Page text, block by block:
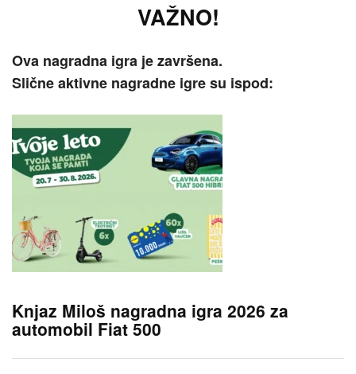
VAŽNO!
Ova nagradna igra je završena.
Slične aktivne nagradne igre su ispod:
Knjaz Miloš nagradna igra 2026 za
automobil Fiat 500